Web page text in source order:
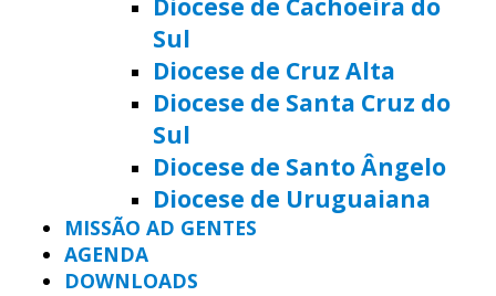
Sul
Diocese de Cruz Alta
Diocese de Santa Cruz do
Sul
Diocese de Santo Ângelo
Diocese de Uruguaiana
MISSÃO AD GENTES
AGENDA
DOWNLOADS